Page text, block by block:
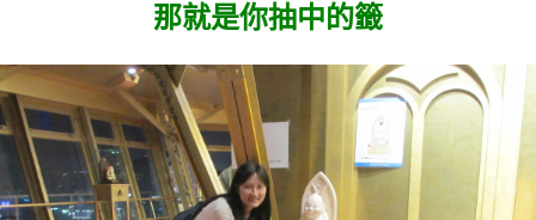
那就是你抽中的籤